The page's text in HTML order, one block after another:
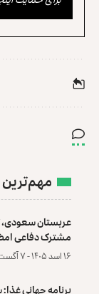
عربستان سعودی،
مشترک دفاعی
۱۶ اسد ۱۴۰۵ - ۷ آگست ۲۰۲۶